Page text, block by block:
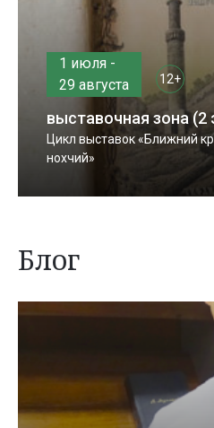
1 июля -
29 августа
12+
выставочная зона (2
Цикл выставок «Ближний
нохчий»
Блог